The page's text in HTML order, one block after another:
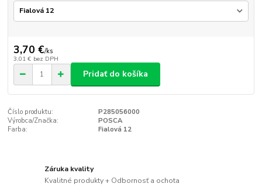
3,70 €/ks
3,01 € bez DPH
Pridať do košíka
Číslo produktu:
P285056000
Výrobca/Značka:
POSCA
Farba:
Fialová 12
Záruka kvality
Kvalitné produkty + Odbornosť a ochota